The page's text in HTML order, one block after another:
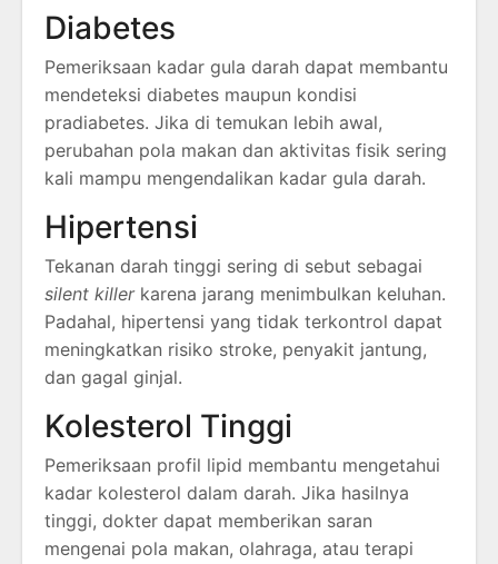
Diabetes
Pemeriksaan kadar gula darah dapat membantu
mendeteksi diabetes maupun kondisi
pradiabetes. Jika di temukan lebih awal,
perubahan pola makan dan aktivitas fisik sering
kali mampu mengendalikan kadar gula darah.
Hipertensi
Tekanan darah tinggi sering di sebut sebagai
silent killerkarena jarang menimbulkan keluhan.
Padahal, hipertensi yang tidak terkontrol dapat
meningkatkan risiko stroke, penyakit jantung,
dan gagal ginjal.
Kolesterol Tinggi
Pemeriksaan profil lipid membantu mengetahui
kadar kolesterol dalam darah. Jika hasilnya
tinggi, dokter dapat memberikan saran
mengenai pola makan, olahraga, atau terapi